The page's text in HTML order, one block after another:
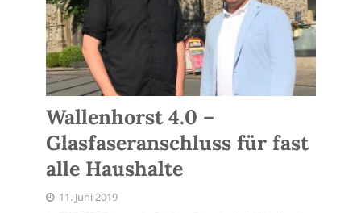
Wallenhorst 4.0 –
Glasfaseranschluss für fast
alle Haushalte
11. Juni 2019